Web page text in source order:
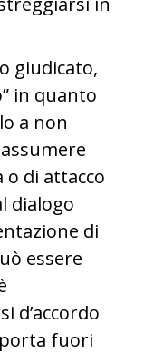
giudicato,
in quanto
a non
o di attacco
dialogo
di
essere
d’accordo
fuori